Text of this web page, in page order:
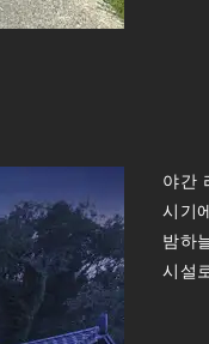
야간
시기
밤하
시설